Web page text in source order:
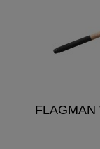
FLAGMAN